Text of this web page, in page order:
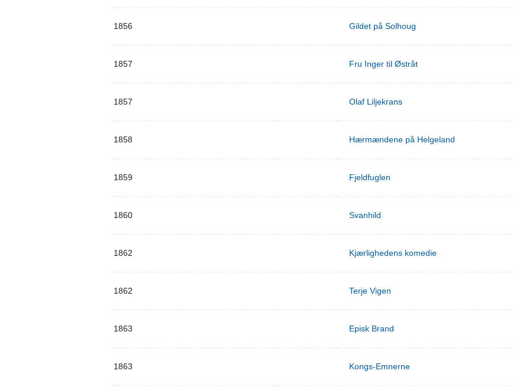
1856 Gildet på Solhoug
1857 Fru Inger til Østråt
1857 Olaf Liljekrans
1858 Hærmændene på Helgeland
1859 Fjeldfuglen
1860 Svanhild
1862 Kjærlighedens komedie
1862 Terje Vigen
1863 Episk Brand
1863 Kongs-Emnerne